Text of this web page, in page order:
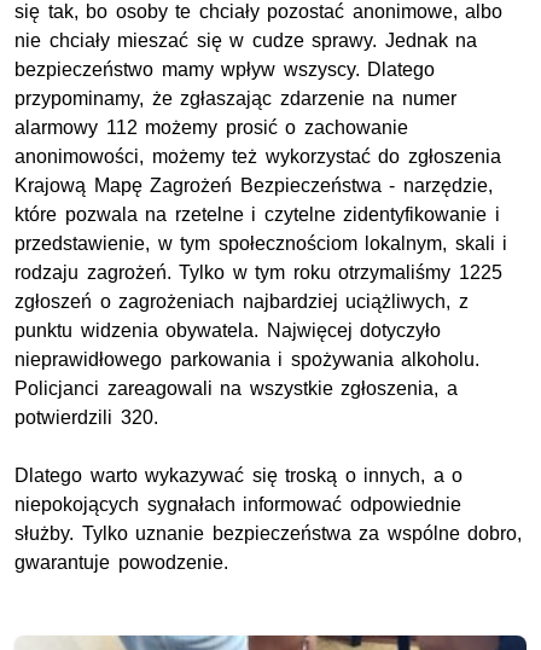
się tak, bo osoby te chciały pozostać anonimowe, albo
nie chciały mieszać się w cudze sprawy. Jednak na
bezpieczeństwo mamy wpływ wszyscy. Dlatego
przypominamy, że zgłaszając zdarzenie na numer
alarmowy 112 możemy prosić o zachowanie
anonimowości, możemy też wykorzystać do zgłoszenia
Krajową Mapę Zagrożeń Bezpieczeństwa - narzędzie,
które pozwala na rzetelne i czytelne zidentyfikowanie i
przedstawienie, w tym społecznościom lokalnym, skali i
rodzaju zagrożeń. Tylko w tym roku otrzymaliśmy 1225
zgłoszeń o zagrożeniach najbardziej uciążliwych, z
punktu widzenia obywatela. Najwięcej dotyczyło
nieprawidłowego parkowania i spożywania alkoholu.
Policjanci zareagowali na wszystkie zgłoszenia, a
potwierdzili 320.
Dlatego warto wykazywać się troską o innych, a o
niepokojących sygnałach informować odpowiednie
służby. Tylko uznanie bezpieczeństwa za wspólne dobro,
gwarantuje powodzenie.